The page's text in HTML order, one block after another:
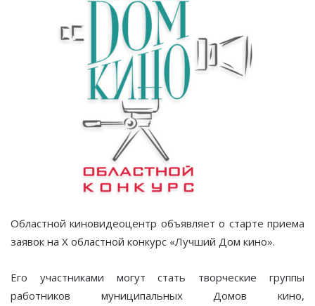
Областной киновидеоцентр объявляет о старте приема
заявок на X областной конкурс «Лучший Дом кино».
Его участниками могут стать творческие группы
работников муниципальных Домов кино,